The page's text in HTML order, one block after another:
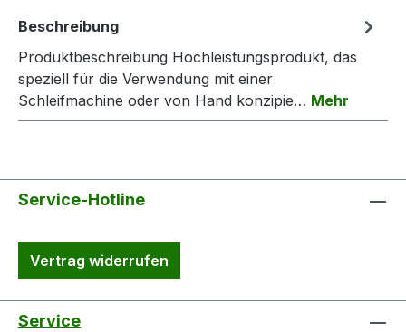
Beschreibung
Produktbeschreibung Hochleistungsprodukt, das
speziell für die Verwendung mit einer
Schleifmachine oder von Hand konzipie… Mehr
Service-Hotline
Vertrag widerrufen
Service